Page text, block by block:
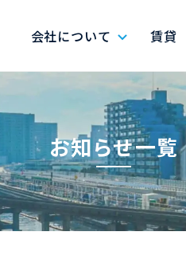
会社について 賃貸
お知らせ一覧